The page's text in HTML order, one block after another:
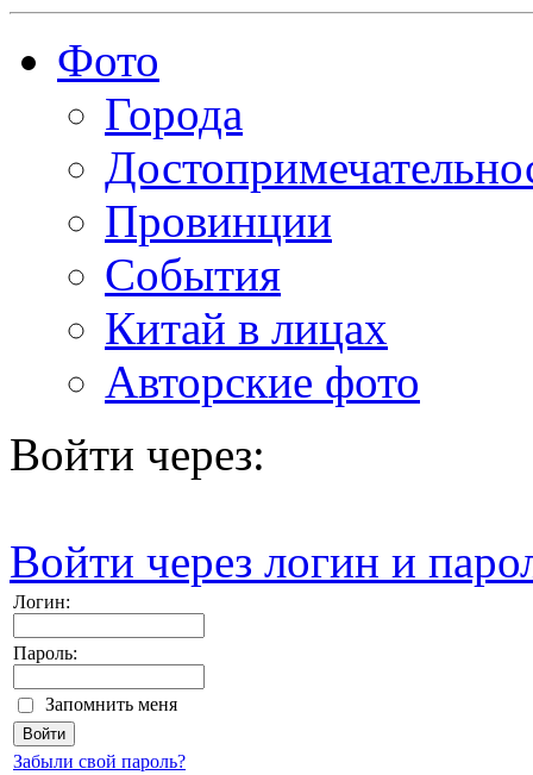
Фото
Города
Провинции
События
Китай в лицах
Авторские фото
Войти через:
Войти через логин и
Логин:
Пароль:
Запомнить меня
Забыли свой пароль?